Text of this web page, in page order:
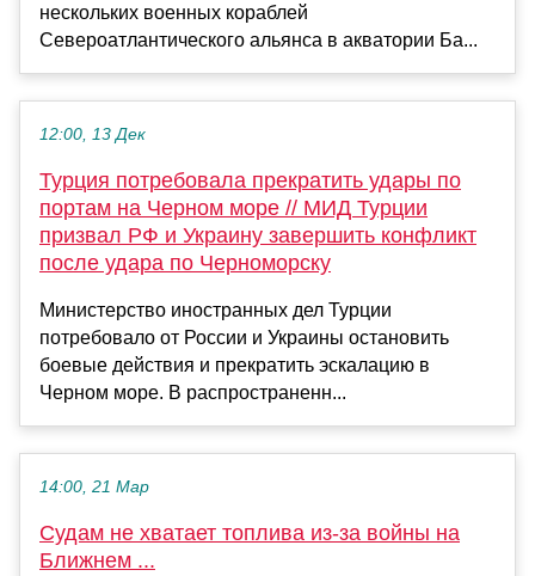
нескольких военных кораблей
Североатлантического альянса в акватории Ба...
12:00, 13 Дек
Турция потребовала прекратить удары по
портам на Черном море // МИД Турции
призвал РФ и Украину завершить конфликт
после удара по Черноморску
Министерство иностранных дел Турции
потребовало от России и Украины остановить
боевые действия и прекратить эскалацию в
Черном море. В распространенн...
14:00, 21 Мар
Судам не хватает топлива из-за войны на
Ближнем ...